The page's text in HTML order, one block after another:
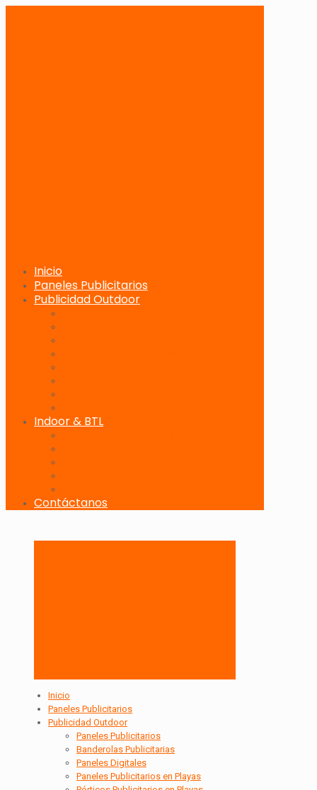
Inicio
Paneles Publicitarios
Publicidad Outdoor
Indoor & BTL
Contáctanos
Inicio
Paneles Publicitarios
Publicidad Outdoor
Paneles Publicitarios
Banderolas Publicitarias
Paneles Digitales
Paneles Publicitarios en Playas